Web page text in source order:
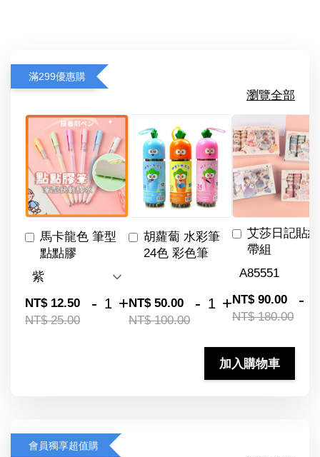
滿299優惠購
瀏覽全部
馬卡龍色 筆型
點點膠
NT$ 12.50
NT$ 25.00
- +
胡蘿蔔 水彩筆
24色 彩色筆
NT$ 50.00
NT$ 100.00
- +
艾莎日記貼
帶組
NT$ 90.00
NT$ 180.00
-
加入購物車
會員獨享超值購